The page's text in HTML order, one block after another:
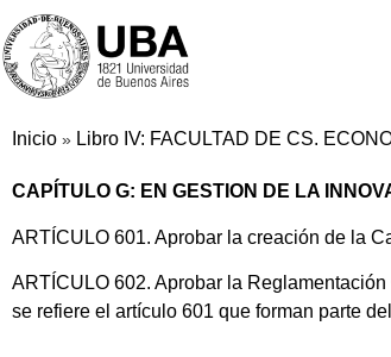
Inicio » Libro IV: FACULTAD DE CS.
CAPÍTULO G: EN GESTION DE LA
ARTÍCULO 601. Aprobar la creación de la
ARTÍCULO 602. Aprobar la
se refiere el artículo 601 que forman parte